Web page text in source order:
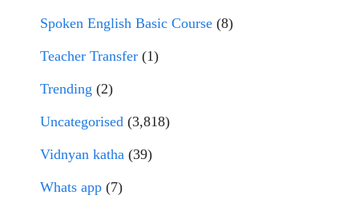
Spoken English Basic Course (8)
Teacher Transfer (1)
Trending (2)
Uncategorised (3,818)
Vidnyan katha (39)
Whats app (7)